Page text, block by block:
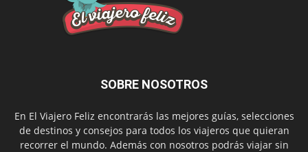
SOBRE NOSOTROS
En El Viajero Feliz encontrarás las mejores guías, selecciones
de destinos y consejos para todos los viajeros que quieran
recorrer el mundo. Además con nosotros podrás viajar sin